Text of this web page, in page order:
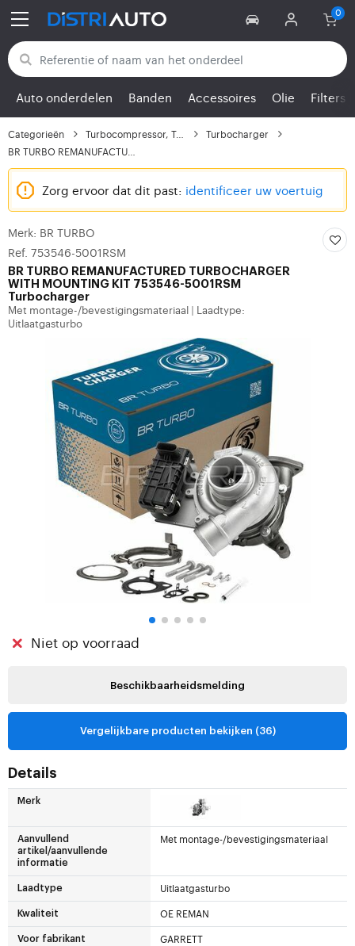
Terug naar categorieën
Auto onderdelen Banden Accessoires Olie Filters
Categorieën Turbocompressor, Turbo
Turbocharger
Zorg ervoor dat dit past: identificeer uw voertuig
Merk: BR TURBO
Ref. 753546-5001RSM
BR TURBO REMANUFACTURED TURBOCHARGER
WITH MOUNTING KIT 753546-5001RSM
Turbocharger
Met montage-/bevestigingsmateriaal
Laadtype:
Uitlaatgasturbo
Niet op voorraad
Beschikbaarheidsmelding
Vergelijkbare producten bekijken (36)
Details
Merk
Aanvullend
artikel/aanvullende
informatie
Met montage-/bevestigingsmateriaal
Laadtype Uitlaatgasturbo
Kwaliteit OE REMAN
Voor fabrikant GARRETT